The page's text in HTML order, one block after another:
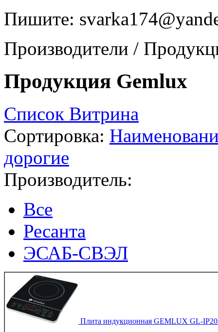
Пишите:
Производители /
Продукция Gemlux
Список Витрина
Сортировка:
дорогие
Производитель:
Все
Ресанта
ЭСАБ-СВЭЛ
Плита индукционная GEMLUX GL-